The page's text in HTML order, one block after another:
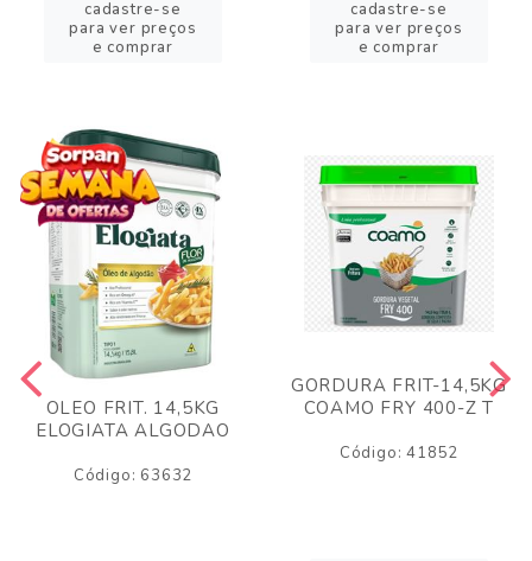
cadastre-se
para ver preços
e comprar
cadastre-se
para ver preços
e comprar
OLEO FRIT. 14,5KG
ELOGIATA ALGODAO
Código: 63632
GORDURA FRIT-14,5KG
COAMO FRY 400-Z T
Código: 41852